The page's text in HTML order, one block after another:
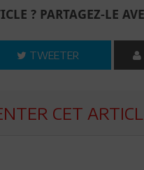
? PARTAGEZ-LE
TWEETER
CET